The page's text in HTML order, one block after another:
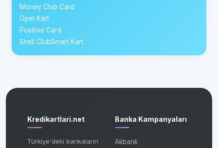
Money Club Card
Opet Kart
Positive Card
Shell ClubSmart Kart
Kredikartlari.net
Türkiye'deki bankaların
Banka Kampanyaları
Akbank